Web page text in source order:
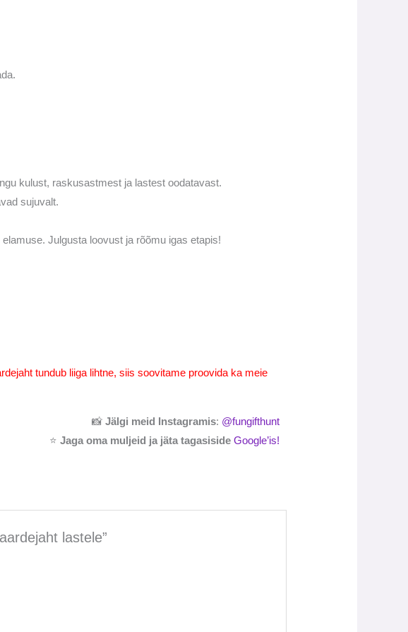
kulust, raskusastmest ja lastest oodatavast.
sujuvalt.
Julgusta loovust ja rõõmu igas etapis!
tundub liiga lihtne, siis soovitame proovida ka meie
📸 Jälgi meid Instagramis: @fungifthunt
⭐ Jaga oma muljeid ja jäta tagasiside Google’is!
lastele”